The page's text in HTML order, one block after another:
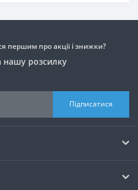
першим про акції і знижки?
нашу розсилку
Підписатися